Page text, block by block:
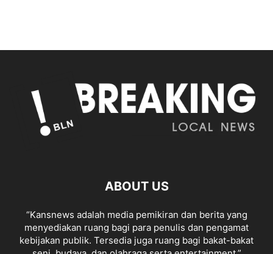
ABOUT US
“Kansnews adalah media pemikiran dan berita yang
menyediakan ruang bagi para penulis dan pengamat
kebijakan publik. Tersedia juga ruang bagi bakat-bakat